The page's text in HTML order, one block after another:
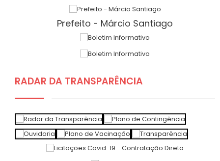
Prefeito - Márcio Santiago
RADAR DA TRANSPARÊNCIA